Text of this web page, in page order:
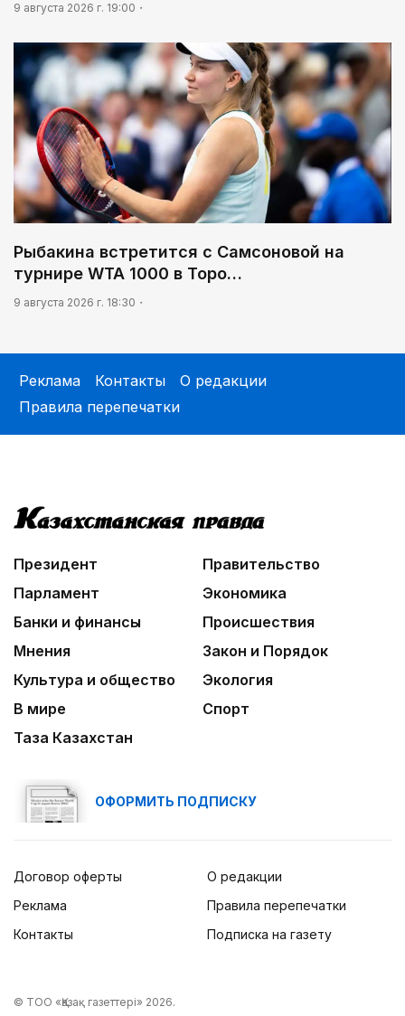
9 августа 2026 г. 19:00
Рыбакина встретится с Самсоновой на
турнире WTA 1000 в Торо…
9 августа 2026 г. 18:30
Реклама Контакты
О редакции
Правила перепечатки
Президент
Правительство
Парламент
Экономика
Банки и финансы
Происшествия
Мнения
Закон и Порядок
Культура и общество
Экология
В мире
Спорт
Таза Казахстан
ОФОРМИТЬ ПОДПИСКУ
Договор оферты
Реклама
Контакты
О редакции
Правила перепечатки
Подписка на газету
© ТОО «Қазақ газеттері» 2026.